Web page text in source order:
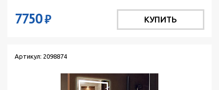
7750₽ КУПИТЬ
Артикул: 2098874